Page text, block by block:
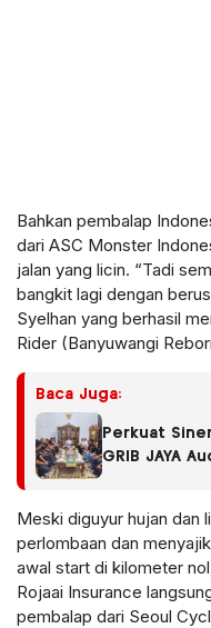
Bahkan pembalap
dari ASC Monster
jalan yang licin. “Tadi
bangkit lagi dengan
Syelhan yang berhasil
Rider (Banyuwangi
Baca Juga:
Perkuat
GRIB JAYA
Meski diguyur hujan dan
perlombaan dan
awal start di kilometer
Rojaai Insurance
pembalap dari Seoul